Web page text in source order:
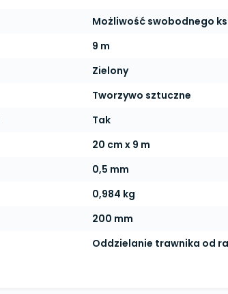
Możliwość swobodnego
9 m
Zielony
Tworzywo sztuczne
Tak
20 cm x 9 m
0,5 mm
0,984 kg
200 mm
Oddzielanie trawnika od